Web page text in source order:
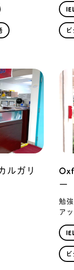
ルガリ
ー
勉
ア